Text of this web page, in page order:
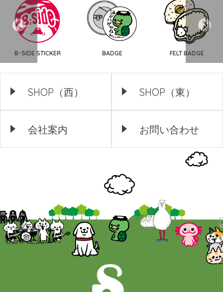
B-SIDE STICKER BADGE FELT BADGE
SHOP（西） SHOP（東）
会社案内 お問い合わせ